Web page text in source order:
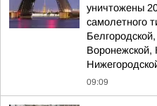
уничтожены
самолетного
Воронежской,
09:09